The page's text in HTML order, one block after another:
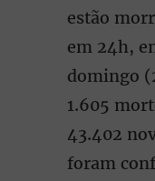
estão
em 24h,
domingo
1.605
43.402
foram